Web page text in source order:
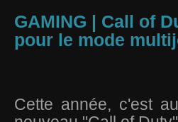
GAMING | Call of
pour le mode
Cette année, c'est